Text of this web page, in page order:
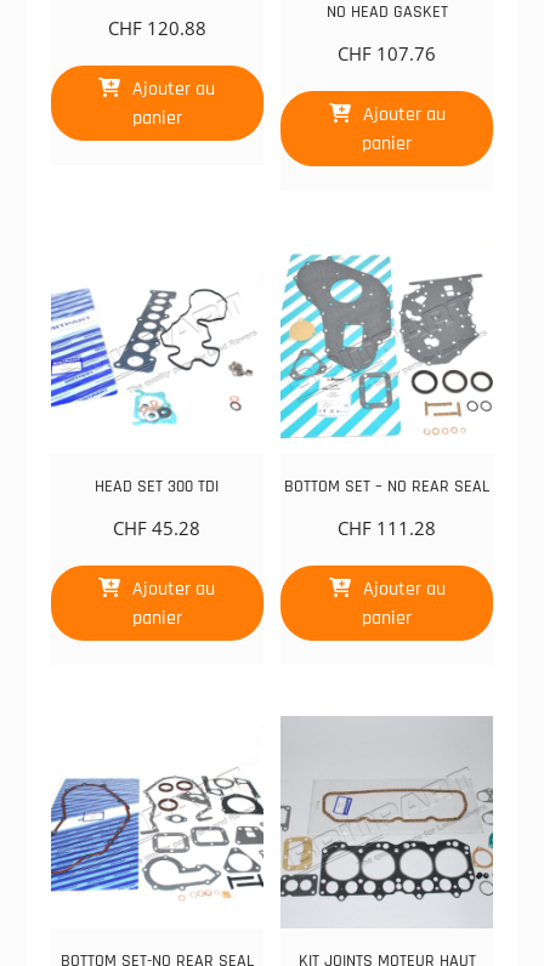
CHF120.88
Ajouter au
panier
NO HEAD GASKET
CHF 107.76
Ajouter au
panier
HEAD SET 300 TDI
CHF 45.28
Ajouter au
panier
BOTTOM SET – NO REAR SEAL
CHF 111.28
Ajouter au
panier
BOTTOM SET-NO REAR SEAL KIT JOINTS MOTEUR HAUT